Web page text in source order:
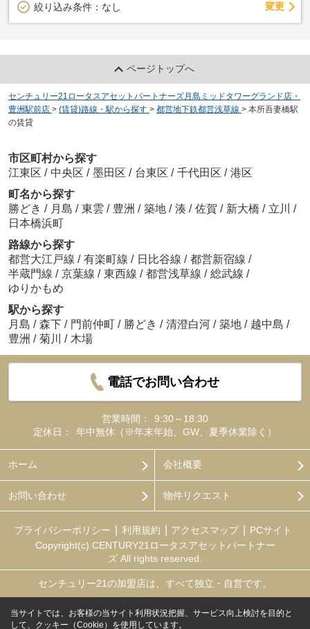
絞り込み条件： なし 変更
ページトップへ
センチュリー21ロータスアセットパートナーズ月島ミッドタワーグランド店・
豊洲駅前店 > (賃貸)路線・駅から探す > 都営地下鉄都営浅草線 > 本所吾妻橋駅
の賃貸
市区町村から探す
江東区 / 中央区 / 墨田区 / 台東区 / 千代田区 / 港区
町名から探す
勝どき / 月島 / 東雲 / 豊洲 / 築地 / 湊 / 佐賀 / 新大橋 / 立川 /
日本橋浜町
路線から探す
都営大江戸線 / 有楽町線 / 日比谷線 / 都営新宿線 /
半蔵門線 / 京葉線 / 東西線 / 都営浅草線 / 総武線 /
ゆりかもめ
駅から探す
月島 / 森下 / 門前仲町 / 勝どき / 清澄白河 / 築地 / 越中島 /
豊洲 / 菊川 / 木場
電話でお問い合わせ
営業時間：
9:30～18:30
定休日：
年中無休（※年末年始、GW、夏季休業除く）
ホーム 会社概要
お問い合わせ 物件リクエスト
プライバシーポリシー 利用規約 アクセスマップ
PCサイト
Copyright(c) CENTURY21ロータスアセットパートナー
ズ All rights reserved.
センチュリー21の加盟店は、すべて独立・自営です。
当サイトでは、お客様の当サイト利用状況把握、サービス向上検討を目的と
して、クッキー（Cookie）を使用しています。